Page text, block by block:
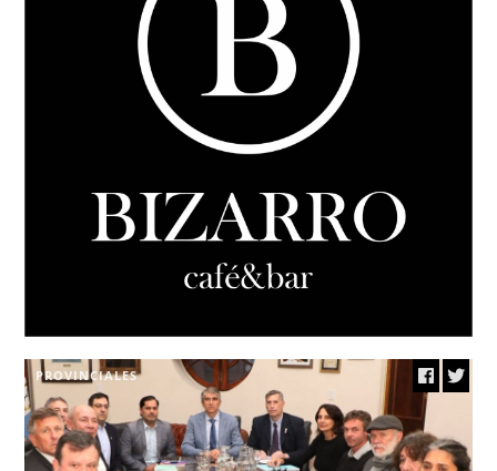
PROVINCIALES